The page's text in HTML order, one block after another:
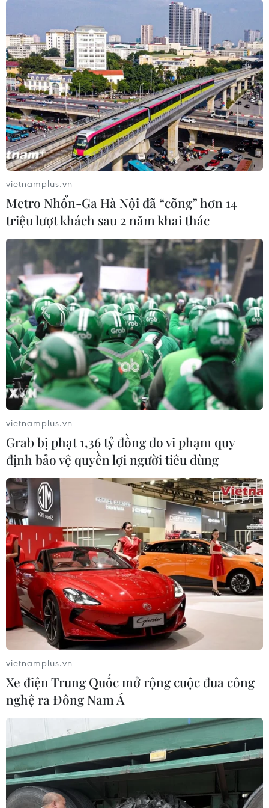
#Mang Yang Trang Đức
#khai thác khoáng sản
#mỏ đá
Gia Lai
Theo dõi VietnamPlus
TIN LIÊN QUAN
Kế hoạch thực hiện Quy hoạch khai thác,
chế biến, sử dụng khoáng sản
23/04/2024 13:37
Phó Thủ tướng Trần Hồng Hà đã ký Quyết định số
333/QĐ-TTg ban hành Kế hoạch thực hiện Quy hoạch
thăm dò, khai thác, chế biến và sử dụng các loại
khoáng sản thời kỳ 2021-2030, tầm nhìn đến năm 2050.
Kiên Giang: Bắt quả tang các đối tượng
khai thác khoáng sản trái phép
vietnamplus.vn
Metro Nhổn-Ga Hà Nội đã “cõng” hơn 14
triệu lượt khách sau 2 năm khai thác
vietnamplus.vn
Grab bị phạt 1,36 tỷ đồng do vi phạm quy
định bảo vệ quyền lợi người tiêu dùng
vietnamplus.vn
Xe điện Trung Quốc mở rộng cuộc đua công
nghệ ra Đông Nam Á